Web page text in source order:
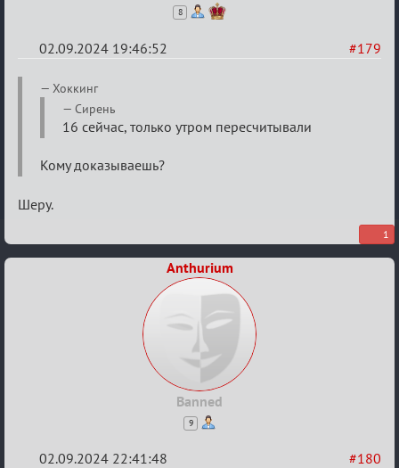
8
#179
02.09.2024 19:46:52
Re:
Waiting
Хоккинг
Сирень
16 сейчас, только утром пересчитывали
Кому доказываешь?
Шеру.
1
Anthurium
Banned
9
#180
02.09.2024 22:41:48